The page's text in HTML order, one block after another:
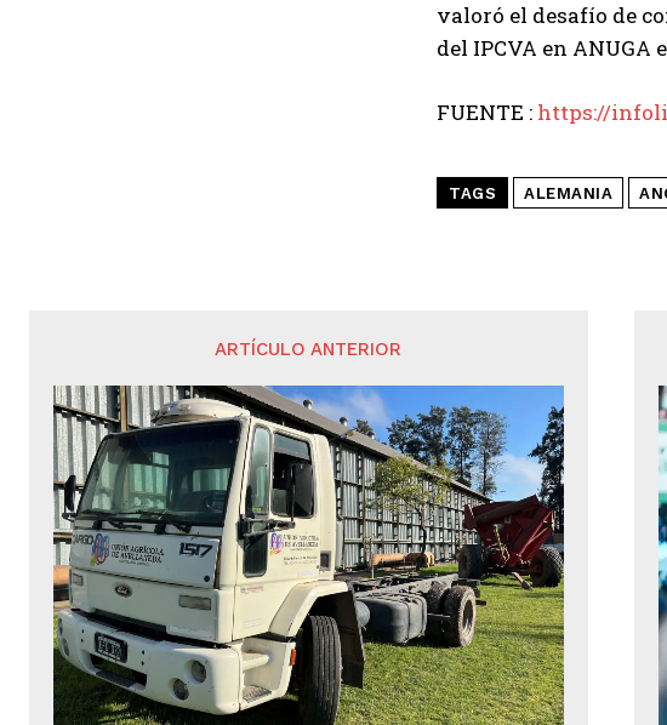
valoró el desafío de
del IPCVA en ANUGA
FUENTE : https://
TAGS ALEMANIA
ARTÍCULO ANTERIOR